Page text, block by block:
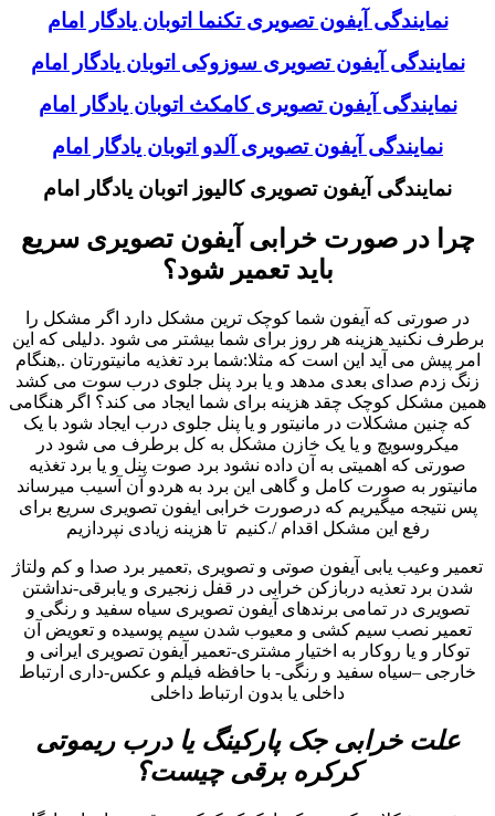
نمایندگی آیفون تصویری تکنما اتوبان یادگار امام
نمایندگی آیفون تصویری سوزوکی اتوبان یادگار امام
نمایندگی آیفون تصویری کامکث اتوبان یادگار امام
نمایندگی آیفون تصویری آلدو اتوبان یادگار امام
نمایندگی آیفون تصویری کالیوز اتوبان یادگار امام
چرا در صورت خرابی آیفون تصویری سریع
باید تعمیر شود؟
در صورتی که آیفون شما کوچک ترین مشکل دارد اگر مشکل را
برطرف نکنید هزینه هر روز برای شما بیشتر می شود .دلیلی که این
امر پیش می آید این است که مثلا:شما برد تغذیه مانیتورتان .,هنگام
زنگ زدم صدای بعدی مدهد و یا برد پنل جلوی درب سوت می کشد
همین مشکل کوچک چقد هزینه برای شما ایجاد می کند؟ اگر هنگامی
که چنین مشکلات در مانیتور و یا پنل جلوی درب ایجاد شود با یک
میکروسویچ و یا یک خازن مشکل به کل برطرف می شود در
صورتی که اهمیتی به آن داده نشود برد صوت پنل و یا برد تغذیه
مانیتور به صورت کامل و گاهی این برد به هردو آن آسیب میرساند
پس نتیجه میگیریم که درصورت خرابی ایفون تصویری سریع برای
رفع این مشکل اقدام /.کنیم تا هزینه زیادی نپردازیم
تعمیر وعیب یابی آیفون صوتی و تصویری ,تعمیر برد صدا و کم ولتاژ
شدن برد تعذیه دربازکن خرابی در قفل زنجیری و یابرقی-نداشتن
تصویری در تمامی برندهای آیفون تصویری سیاه سفید و رنگی و
تعمیر نصب سیم کشی و معیوب شدن سیم پوسیده و تعویض آن
توکار و یا روکار به اختیار مشتری-تعمیر آیفون تصویری ایرانی و
خارجی –سیاه سفید و رنگی- با حافظه فیلم و عکس-داری ارتباط
داخلی یا بدون ارتباط داخلی
علت خرابی جک پارکینگ یا درب ریموتی
کرکره برقی چیست؟